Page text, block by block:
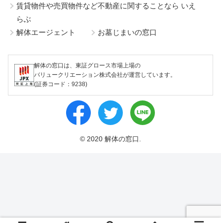
賃貸物件や売買物件など不動産に関することなら いえ
らぶ
解体エージェント
お墓じまいの窓口
解体の窓口は、東証グロース市場上場の
バリュークリエーション株式会社が運営しています。
(証券コード：9238)
© 2020 解体の窓口.